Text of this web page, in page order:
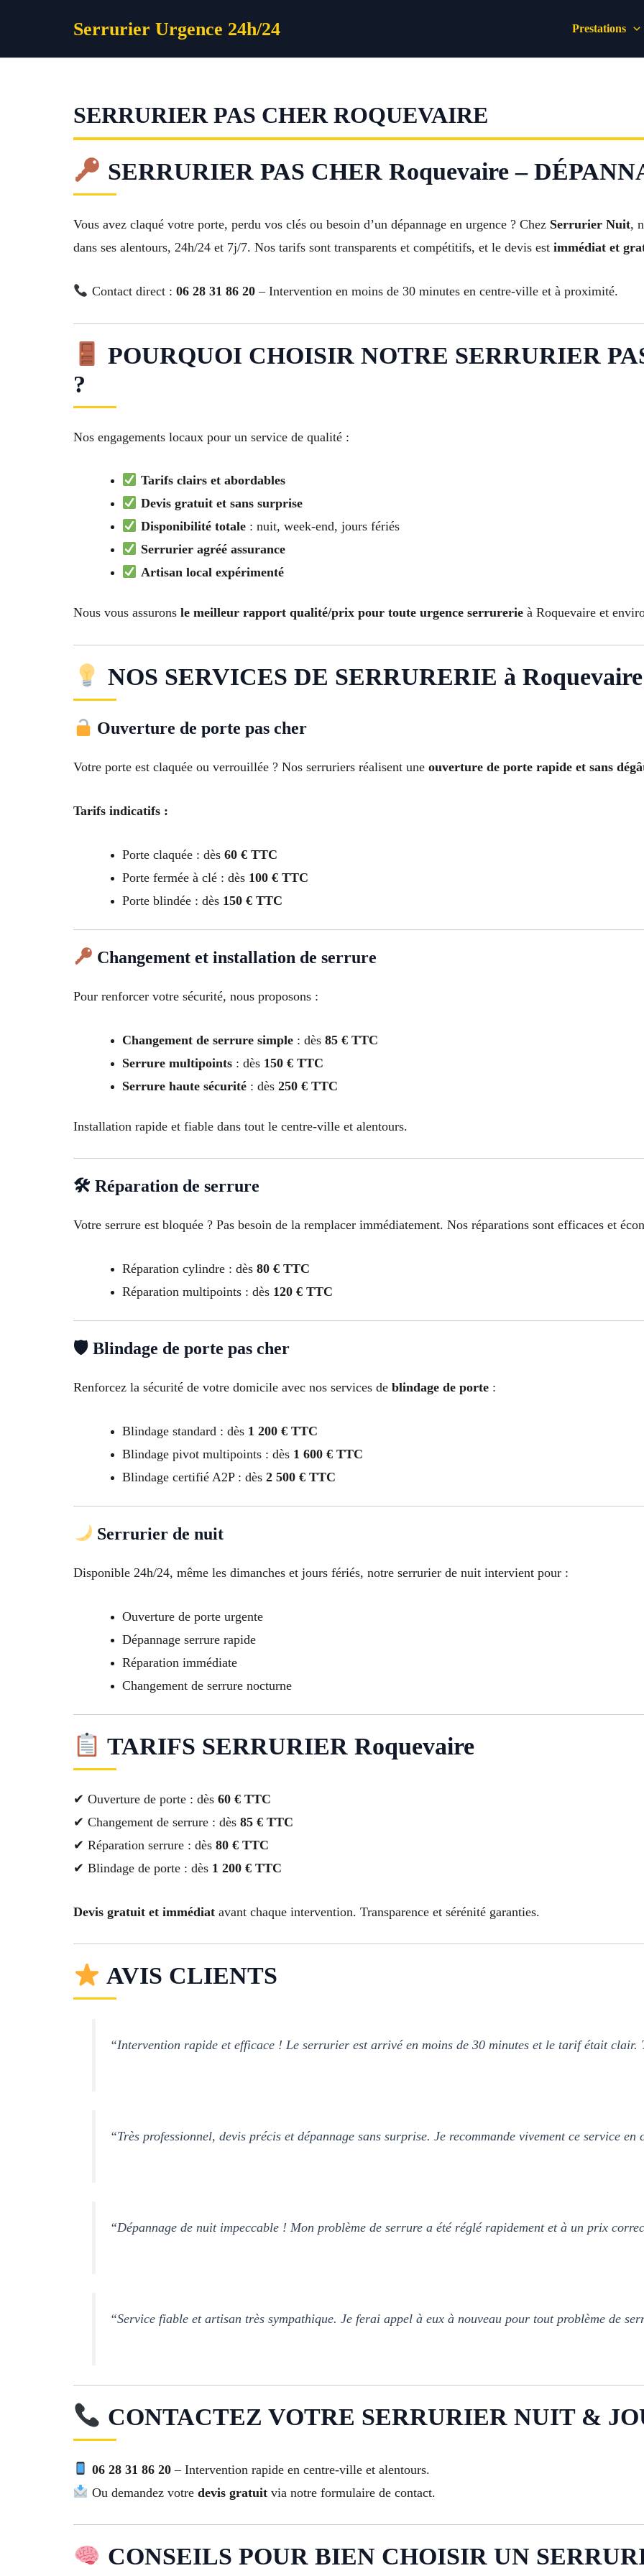
Serrurier Urgence 24h/24 Prestations
SERRURIER PAS CHER ROQUEVAIRE
SERRURIER PAS CHER Roquevaire –
Vous avez claqué votre porte, perdu vos clés ou besoin d’un dépannage en urgence ? Chez Serrurier Nuit,
dans ses alentours, 24h/24 et 7j/7. Nos tarifs sont transparents et compétitifs, et le devis est immédiat et
Contact direct : 06 28 31 86 20– Intervention en moins de 30 minutes en centre-ville et à proximité.
POURQUOI CHOISIR NOTRE SERRURIER
?
Nos engagements locaux pour un service de qualité :
Tarifs clairs et abordables
Devis gratuit et sans surprise
Disponibilité totale: nuit, week-end, jours fériés
Serrurier agréé assurance
Artisan local expérimenté
Nous vous assurons le meilleur rapport qualité/prix pour toute urgence serrurerie à Roquevaire et
NOS SERVICES DE SERRURERIE à Roquevaire
Ouverture de porte pas cher
Votre porte est claquée ou verrouillée ? Nos serruriers réalisent une ouverture de porte rapide et sans
Tarifs indicatifs :
Porte claquée : dès 60 € TTC
Porte fermée à clé : dès 100 € TTC
Porte blindée : dès 150 € TTC
Changement et installation de serrure
Pour renforcer votre sécurité, nous proposons :
Changement de serrure simple : dès 85 € TTC
Serrure multipoints : dès 150 € TTC
Serrure haute sécurité : dès 250 € TTC
Installation rapide et fiable dans tout le centre-ville et alentours.
🛠 Réparation de serrure
Votre serrure est bloquée ? Pas besoin de la remplacer immédiatement. Nos réparations sont efficaces et
Réparation cylindre : dès 80 € TTC
Réparation multipoints : dès 120 € TTC
🛡 Blindage de porte pas cher
Renforcez la sécurité de votre domicile avec nos services de blindage de porte :
Blindage standard : dès 1 200 € TTC
Blindage pivot multipoints : dès 1 600 € TTC
Blindage certifié A2P : dès 2 500 € TTC
Serrurier de nuit
Disponible 24h/24, même les dimanches et jours fériés, notre serrurier de nuit intervient pour :
Ouverture de porte urgente
Dépannage serrure rapide
Réparation immédiate
Changement de serrure nocturne
TARIFS SERRURIER Roquevaire
✔ Ouverture de porte : dès 60 € TTC
✔ Changement de serrure : dès 85 € TTC
✔ Réparation serrure : dès 80 € TTC
✔ Blindage de porte : dès 1 200 € TTC
Devis gratuit et immédiat avant chaque intervention. Transparence et sérénité garanties.
AVIS CLIENTS
“Intervention rapide et efficace ! Le serrurier est arrivé en moins de 30 minutes et le tarif était clair.
“Très professionnel, devis précis et dépannage sans surprise. Je recommande vivement ce service
“Dépannage de nuit impeccable ! Mon problème de serrure a été réglé rapidement et à un prix
“Service fiable et artisan très sympathique. Je ferai appel à eux à nouveau pour tout problème de
CONTACTEZ VOTRE SERRURIER NUIT &
06 28 31 86 20– Intervention rapide en centre-ville et alentours.
Ou demandez votre devis gratuitvia notre formulaire de contact.
CONSEILS POUR BIEN CHOISIR UN